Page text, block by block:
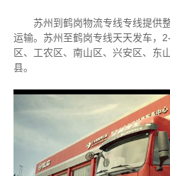
苏州到鹤岗物流专线专线提供
运输。苏州至鹤岗专线天天发车，
区、工农区、南山区、兴安区、东
县。